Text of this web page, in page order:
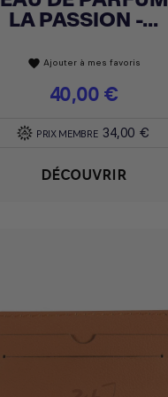
LA PASSION -...
favorite Ajouter à mes favoris
Prix
40,00 €
PRIX MEMBRE 34,00 €
DÉCOUVRIR